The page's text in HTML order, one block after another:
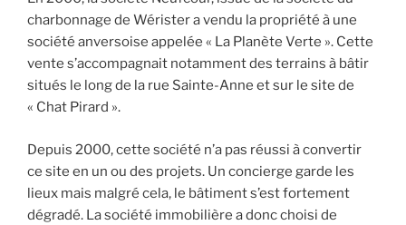
charbonnage de Wérister a vendu la propriété à une
société anversoise appelée « La Planète Verte ». Cette
vente s’accompagnait notamment des terrains à bâtir
situés le long de la rue Sainte-Anne et sur le site de
« Chat Pirard ».
Depuis 2000, cette société n’a pas réussi à convertir
ce site en un ou des projets. Un concierge garde les
lieux mais malgré cela, le bâtiment s’est fortement
dégradé. La société immobilière a donc choisi de